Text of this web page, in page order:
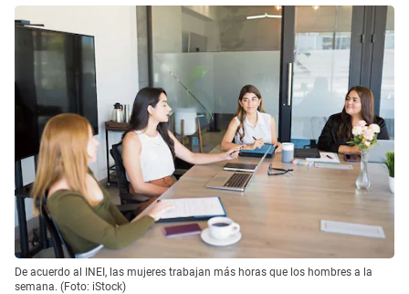
De acuerdo al INEI, las mujeres trabajan más horas que los hombres a la
semana. (Foto: iStock)